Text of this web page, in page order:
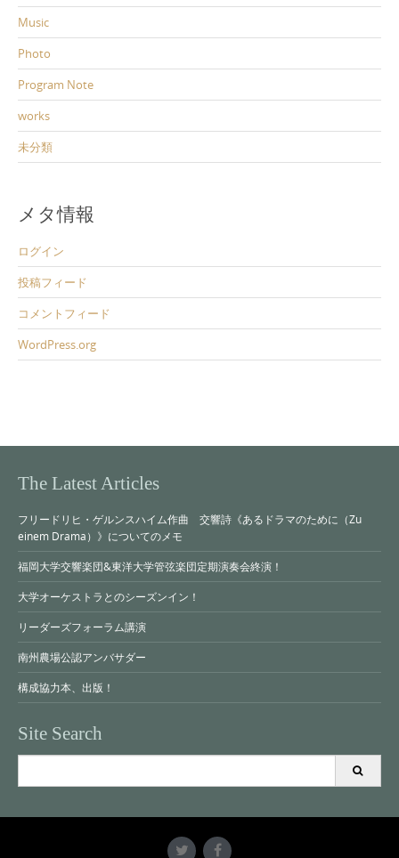
Music
Photo
Program Note
works
未分類
メタ情報
ログイン
投稿フィード
コメントフィード
WordPress.org
The Latest Articles
フリードリヒ・ゲルンスハイム作曲 交響詩《あるドラマのために（Zu
einem Drama）》についてのメモ
福岡大学交響楽団&東洋大学管弦楽団定期演奏会終演！
大学オーケストラとのシーズンイン！
リーダーズフォーラム講演
南州農場公認アンバサダー
構成協力本、出版！
Site Search